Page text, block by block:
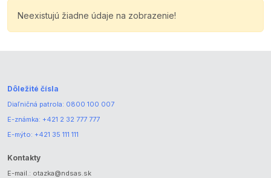
Neexistujú žiadne údaje na zobrazenie!
Dôležité čísla
Diaľničná patrola: 0800 100 007
E-známka: +421 2 32 777 777
E-mýto: +421 35 111 111
Kontakty
E-mail.: otazka@ndsas.sk